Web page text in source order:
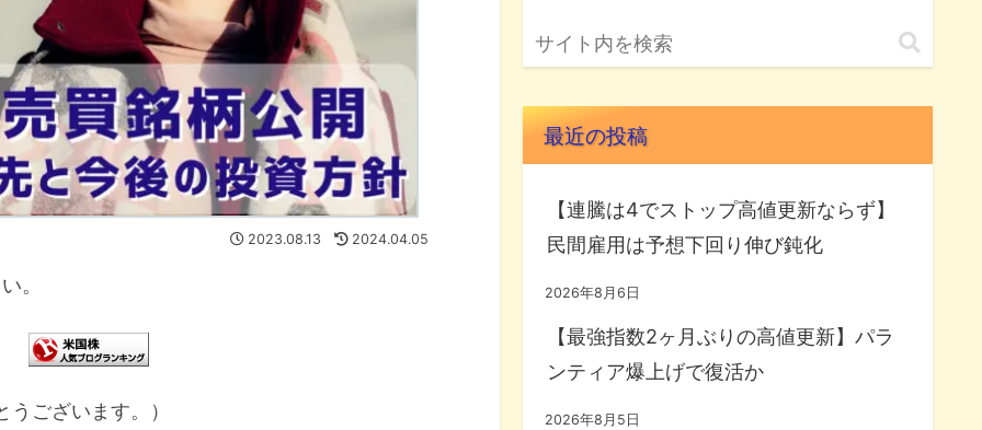
2023.08.13 2024.04.05
。
ございます。）
最近の投稿
【連騰は4でストップ高値更新ならず】
民間雇用は予想下回り伸び鈍化
2026年8月6日
【最強指数2ヶ月ぶりの高値更新】パラ
ンティア爆上げで復活か
2026年8月5日